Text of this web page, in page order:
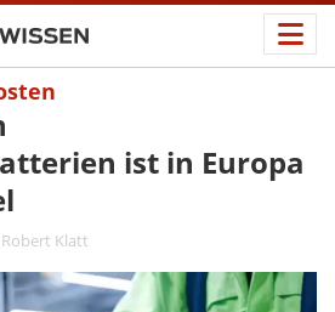
ist in Europa
Robert Klatt